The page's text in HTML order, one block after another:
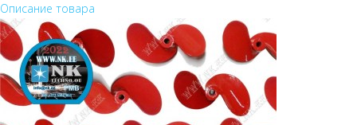
Описание товара